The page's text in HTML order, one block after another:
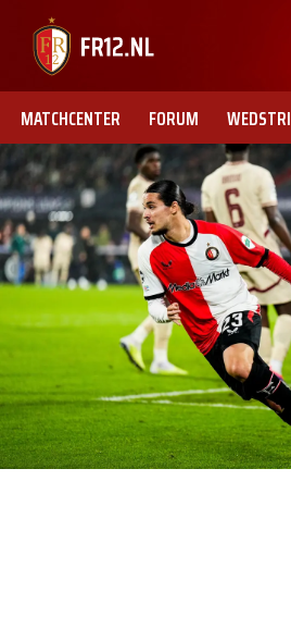
MATCHCENTER FORUM